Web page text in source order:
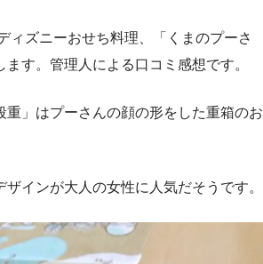
ィズニーおせち料理、「くまのプーさ
す。管理人による口コミ感想です。
重」はプーさんの顔の形をした重箱のお
インが大人の女性に人気だそうです。